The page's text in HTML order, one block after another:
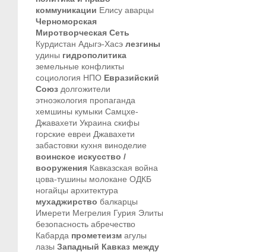
коммуникации Елису аварцы
Черноморская
Миротворческая Сеть
Курдистан Адыгэ-Хасэ лезгины
удины гидрополитика
земельные конфликты
социология НПО Евразийский
Союз долгожители
этноэкология пропаганда
хемшины кумыки Самцхе-
Джавахети Украина скифы
горские евреи Джавахети
забастовки кухня виноделие
воинское искусство /
вооружения Кавказская война
цова-тушины молокане ОДКБ
ногайцы архитектура
мухаджирство балкарцы
Имерети Мегрелия Гурия Элиты
безопасность абречество
Кабарда прометеизм агулы
лазы Западный Кавказ между